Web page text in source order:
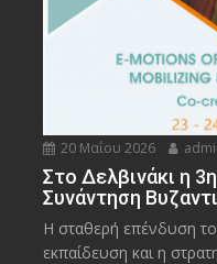
20 Μαΐου 2026
Στο Δελβινάκι η
Συνάντηση
Η σταθερή επένδυση
εκπαίδευση και η